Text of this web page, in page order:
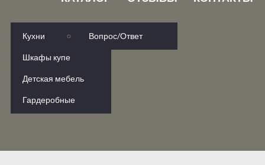
Кухни
Шкафы купе
Детская мебель
Гардеробные
Вопрос/Ответ